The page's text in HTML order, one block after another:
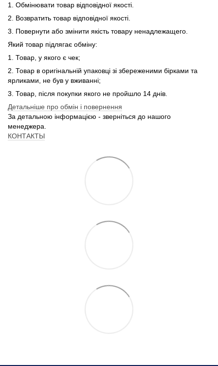
1. Обмінювати товар відповідної якості.
2. Возвратить товар відповідної якості.
3. Повернути або змінити якість товару ненадлежащего.
Який товар підлягає обміну:
1. Товар, у якого є чек;
2. Товар в оригінальній упаковці зі збереженими бірками та
ярликами, не був у вживанні;
3. Товар, після покупки якого не пройшло 14 днів.
Детальніше про обмін і повернення
За детальною інформацією - зверніться до нашого
менеджера.
КОНТАКТЫ